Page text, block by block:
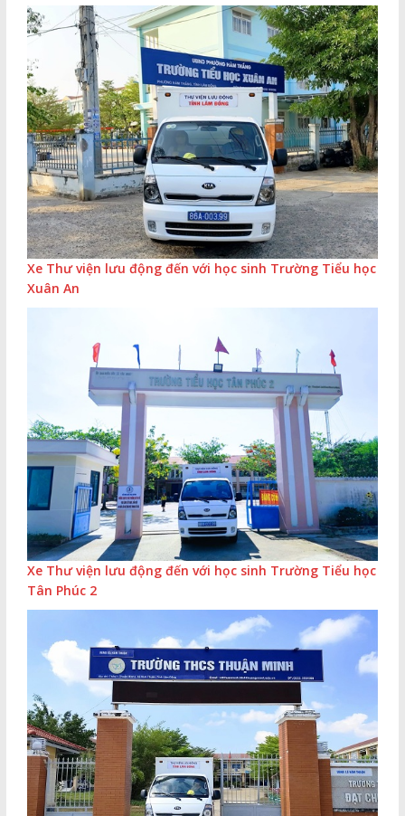
Xe Thư viện lưu động đến với học sinh Trường Tiểu học
Xuân An
Xe Thư viện lưu động đến với học sinh Trường Tiểu học
Tân Phúc 2